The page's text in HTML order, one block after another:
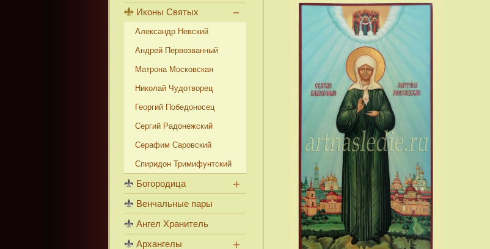
Иконы Святых
Александр Невский
Андрей Первозванный
Матрона Московская
Николай Чудотворец
Георгий Победоносец
Сергий Радонежский
Серафим Саровский
Спиридон Тримифунтский
Богородица
Венчальные пары
Ангел Хранитель
Архангелы